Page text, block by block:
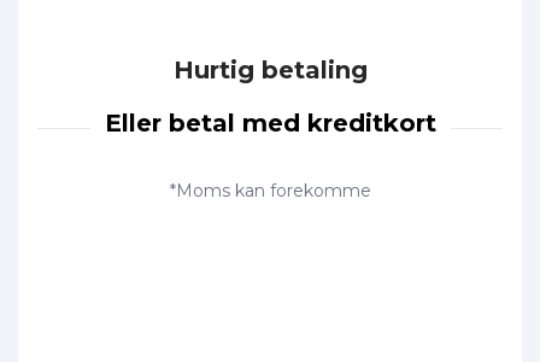
Hurtig betaling
Eller betal med kreditkort
*Moms kan forekomme